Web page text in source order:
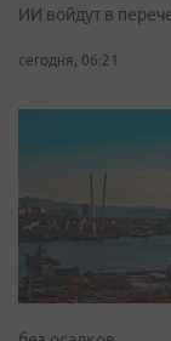
ИИ войдут в
сегодня, 06:21